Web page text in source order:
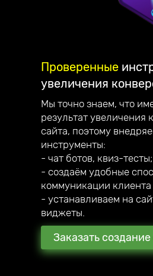
Проверенные
увеличения
Мы точно знаем, что
результат увеличения
сайта, поэтому
инструменты:
- чат ботов, квиз-тесты;
- создаём удобные
коммуникации клиента
- устанавливаем на
виджеты.
Заказать создание